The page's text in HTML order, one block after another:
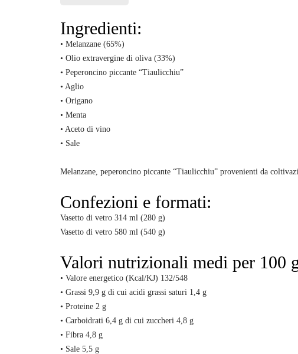
Ingredienti:
• Melanzane (65%)
• Olio extravergine di oliva (33%)
• Peperoncino piccante “Tiaulicchiu”
• Aglio
• Origano
• Menta
• Aceto di vino
• Sale
Melanzane, peperoncino piccante “Tiaulicchiu” provenienti da
Confezioni e formati:
Vasetto di vetro 314 ml (280 g)
Vasetto di vetro 580 ml (540 g)
Valori nutrizionali medi per 100
• Valore energetico (Kcal/KJ) 132/548
• Grassi 9,9 g di cui acidi grassi saturi 1,4 g
• Proteine 2 g
• Carboidrati 6,4 g di cui zuccheri 4,8 g
• Fibra 4,8 g
• Sale 5,5 g